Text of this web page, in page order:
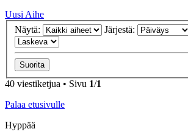
Uusi Aihe
Näytä:
Järjestä:
40 viestiketjua • Sivu 1/1
Palaa etusivulle
Hyppää